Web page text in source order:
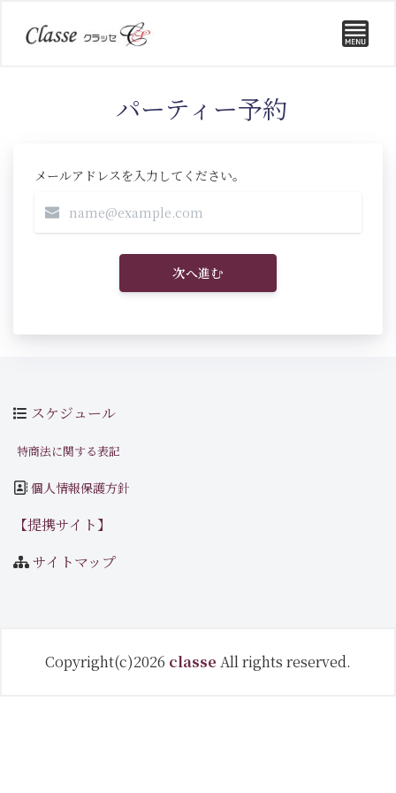
パーティー予約
メールアドレスを入力してください。
次へ進む
スケジュール
特商法に関する表記
個人情報保護方針
【提携サイト】
サイトマップ
Copyright(c)2026 classe All rights reserved.